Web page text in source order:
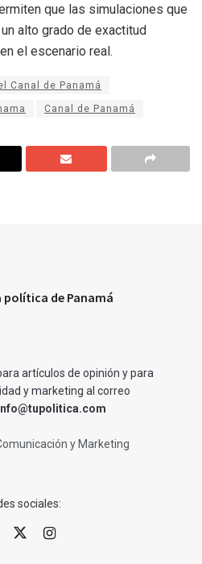
que las simulaciones que
alto grado de exactitud
el escenario real.
Canal de Panamá
Canal de Panamá
política de Panamá
artículos de opinión y para
y marketing al correo
y Marketing
sociales: